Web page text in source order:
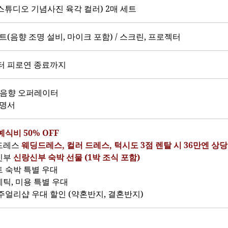
튜디오 기념사진 육각 컬러) 2매 세트
(음향 조명 설비, 마이크 포함) / 스크린, 프로젝터
피로연 종료까지
향 오퍼레이터
서
식비 50% OFF
레스 웨딩드레스, 컬러 드레스, 턱시도 3점 렌탈 시 36만엔 상
부 신랑신부 숙박 선물 (1박 조식 포함)
숙박 특별 우대
틱, 미용 특별 우대
얼리샵 우대 할인 (약혼반지, 결혼반지)